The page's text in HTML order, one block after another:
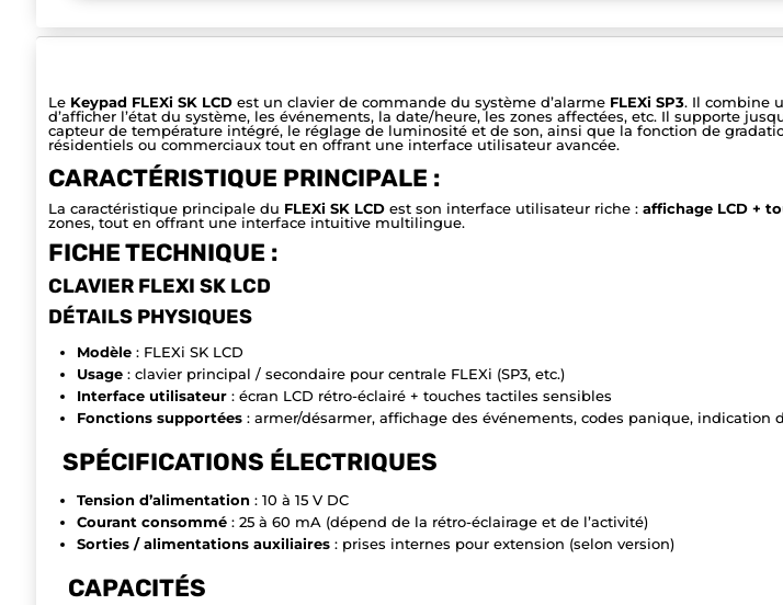
Le Keypad FLEXi SK LCD est un clavier de commande du système d’alarme FLEXi SP3. Il combine
d’afficher l’état du système, les événements, la date/heure, les zones affectées, etc. Il supporte
capteur de température intégré, le réglage de luminosité et de son, ainsi que la fonction de
résidentiels ou commerciaux tout en offrant une interface utilisateur avancée.
CARACTÉRISTIQUE PRINCIPALE :
La caractéristique principale du FLEXi SK LCD est son interface utilisateur riche : affichage LCD +
zones, tout en offrant une interface intuitive multilingue.
FICHE TECHNIQUE :
CLAVIER FLEXI SK LCD
DÉTAILS PHYSIQUES
Modèle : FLEXi SK LCD
Usage : clavier principal / secondaire pour centrale FLEXi (SP3, etc.)
Interface utilisateur : écran LCD rétro-éclairé + touches tactiles sensibles
Fonctions supportées : armer/désarmer, affichage des événements, codes panique, indication
SPÉCIFICATIONS ÉLECTRIQUES
Tension d’alimentation : 10 à 15 V DC
Courant consommé : 25 à 60 mA (dépend de la rétro-éclairage et de l’activité)
Sorties / alimentations auxiliaires : prises internes pour extension (selon version)
CAPACITÉS